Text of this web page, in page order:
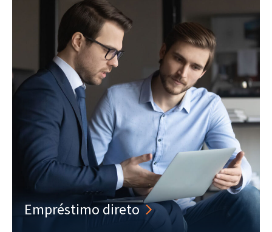
Empréstimo direto